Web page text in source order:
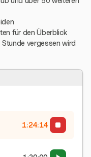
für den Überblick
Stunde vergessen wird
1:24:15